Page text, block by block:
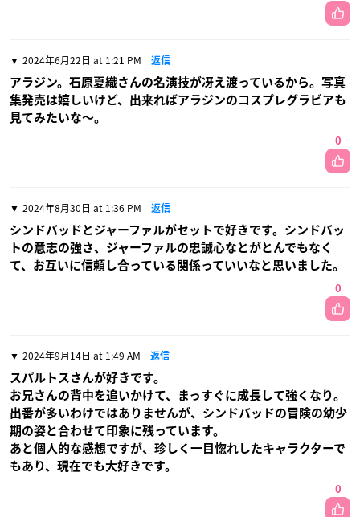
2024年6月22日 at 1:21 PM 返信
アラジン。石原夏織さんの名演技が冴え渡っているから。写真
集発売は嬉しいけど、出来ればアラジンのコスプレグラビアも
見てみたいな〜。
0
2024年8月30日 at 1:36 PM 返信
シンドバッドとジャーファルがセットで好きです。シンドバッ
トの意志の強さ、ジャーファルの忠誠心なとがとんでもなく
て、お互いに信頼し合っている関係っていいなと思いました。
0
2024年9月14日 at 1:49 AM 返信
スパルトスさんが好きです。
お兄さんの背中を追いかけて、まっすぐに成長して強くなり。
出番が多いわけではありませんが、シンドバッドの冒険の幼少
期の姿と合わせて印象に残っています。
あと個人的な感想ですが、珍しく一目惚れしたキャラクターで
もあり、現在でも大好きです。
0